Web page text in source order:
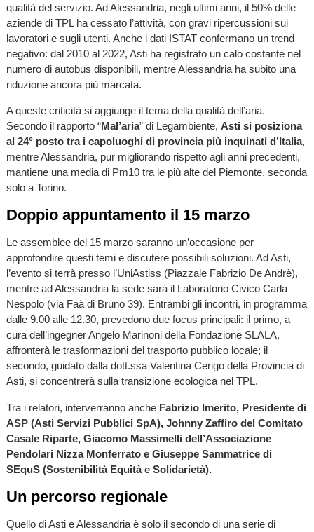
qualità del servizio. Ad Alessandria, negli ultimi anni, il 50% delle
aziende di TPL ha cessato l’attività, con gravi ripercussioni sui
lavoratori e sugli utenti. Anche i dati ISTAT confermano un trend
negativo: dal 2010 al 2022, Asti ha registrato un calo costante nel
numero di autobus disponibili, mentre Alessandria ha subito una
riduzione ancora più marcata.
A queste criticità si aggiunge il tema della qualità dell’aria.
Secondo il rapporto “Mal’aria” di Legambiente, Asti si posiziona
al 24° posto tra i capoluoghi di provincia più inquinati d’Italia,
mentre Alessandria, pur migliorando rispetto agli anni precedenti,
mantiene una media di Pm10 tra le più alte del Piemonte, seconda
solo a Torino.
Doppio appuntamento il 15 marzo
Le assemblee del 15 marzo saranno un’occasione per
approfondire questi temi e discutere possibili soluzioni. Ad Asti,
l’evento si terrà presso l’UniAstiss (Piazzale Fabrizio De Andrè),
mentre ad Alessandria la sede sarà il Laboratorio Civico Carla
Nespolo (via Faà di Bruno 39). Entrambi gli incontri, in programma
dalle 9.00 alle 12.30, prevedono due focus principali: il primo, a
cura dell’ingegner Angelo Marinoni della Fondazione SLALA,
affronterà le trasformazioni del trasporto pubblico locale; il
secondo, guidato dalla dott.ssa Valentina Cerigo della Provincia di
Asti, si concentrerà sulla transizione ecologica nel TPL.
Tra i relatori, interverranno ancheFabrizio Imerito, Presidente di
ASP (Asti Servizi Pubblici SpA), Johnny Zaffiro del Comitato
Casale Riparte, Giacomo Massimelli dell’Associazione
Pendolari Nizza Monferrato e Giuseppe Sammatrice di
SEquS (Sostenibilità Equità e Solidarietà).
Un percorso regionale
Quello di Asti e Alessandria è solo il secondo di una serie di